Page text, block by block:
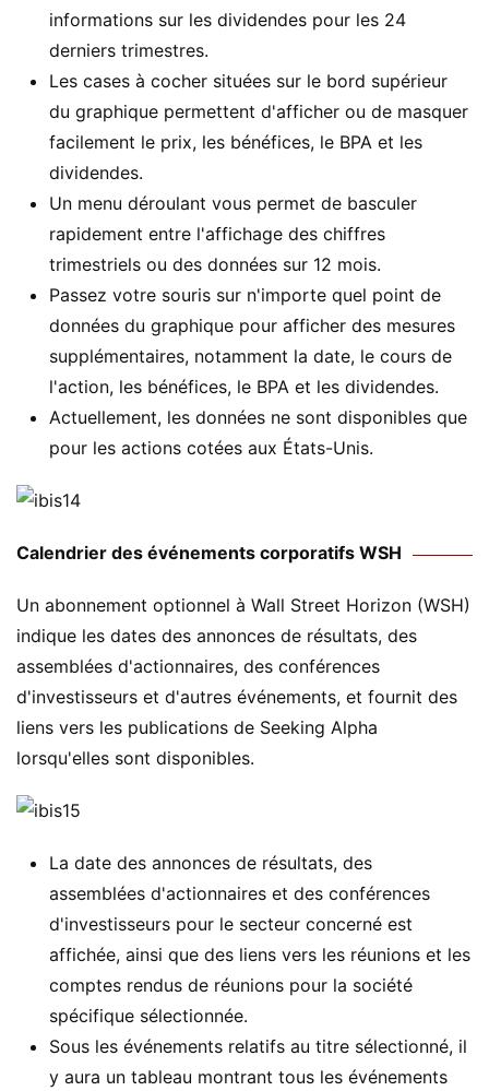
informations sur les dividendes pour les 24
derniers trimestres.
Les cases à cocher situées sur le bord supérieur
du graphique permettent d'afficher ou de masquer
facilement le prix, les bénéfices, le BPA et les
dividendes.
Un menu déroulant vous permet de basculer
rapidement entre l'affichage des chiffres
trimestriels ou des données sur 12 mois.
Passez votre souris sur n'importe quel point de
données du graphique pour afficher des mesures
supplémentaires, notamment la date, le cours de
l'action, les bénéfices, le BPA et les dividendes.
Actuellement, les données ne sont disponibles que
pour les actions cotées aux États-Unis.
Calendrier des événements corporatifs WSH
Un abonnement optionnel à Wall Street Horizon (WSH)
indique les dates des annonces de résultats, des
assemblées d'actionnaires, des conférences
d'investisseurs et d'autres événements, et fournit des
liens vers les publications de Seeking Alpha
lorsqu'elles sont disponibles.
La date des annonces de résultats, des
assemblées d'actionnaires et des conférences
d'investisseurs pour le secteur concerné est
affichée, ainsi que des liens vers les réunions et les
comptes rendus de réunions pour la société
spécifique sélectionnée.
Sous les événements relatifs au titre sélectionné, il
y aura un tableau montrant tous les événements